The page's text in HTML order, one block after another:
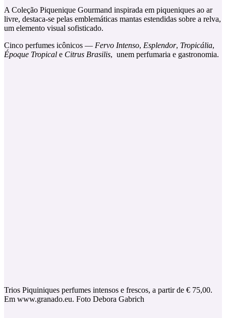
A Coleção Piquenique Gourmand inspirada em piqueniques ao ar
livre, destaca-se pelas emblemáticas mantas estendidas sobre a relva,
um elemento visual sofisticado.
Cinco perfumes icônicos — Fervo Intenso, Esplendor, Tropicália,
Époque Tropical e Citrus Brasilis, unem perfumaria e gastronomia.
Trios Piquiniques perfumes intensos e frescos, a partir de € 75,00.
Em www.granado.eu. Foto Debora Gabrich